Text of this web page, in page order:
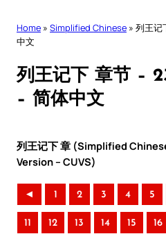
Home » Simplified Chinese » 列王记
中文
列王记下 章节 –
– 简体中文
列王记下 章 (Simplified
Version – CUVS)
◄ 1 2 3 4 5
11 12 13 14 15 16